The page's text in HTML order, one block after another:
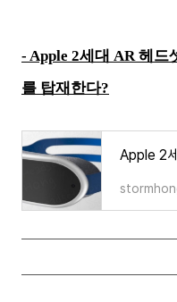
- Apple 2세대 AR 헤드
를 탑재한다?